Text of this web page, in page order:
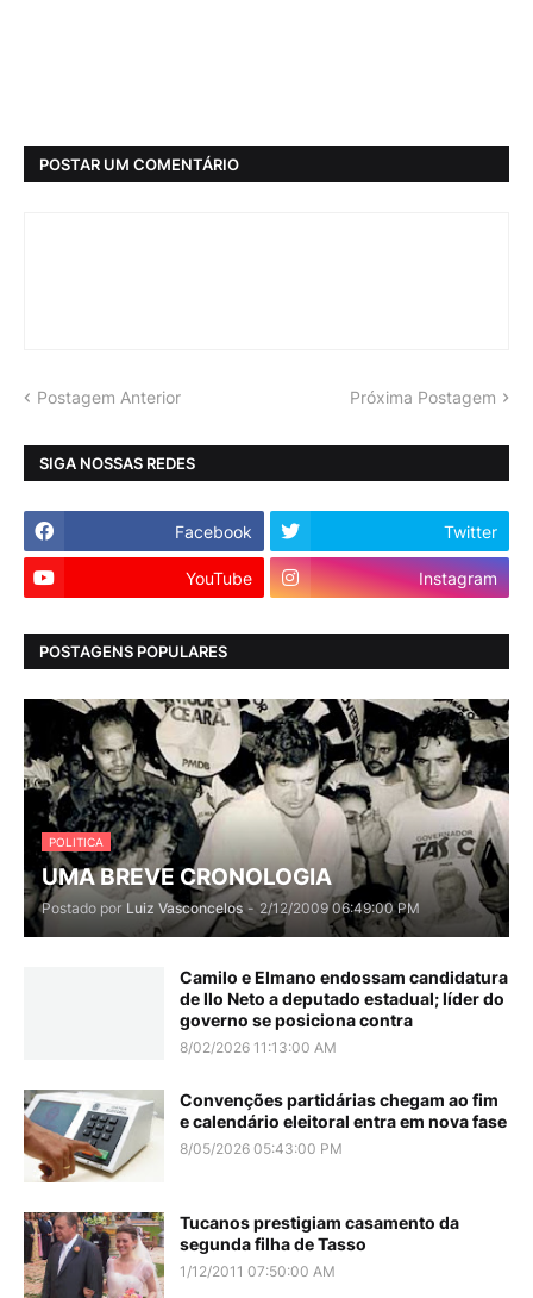
POSTAR UM COMENTÁRIO
Postagem Anterior Próxima Postagem
SIGA NOSSAS REDES
Facebook Twitter
YouTube Instagram
POSTAGENS POPULARES
POLITICA
UMA BREVE CRONOLOGIA
Postado por Luiz Vasconcelos - 2/12/2009 06:49:00 PM
Camilo e Elmano endossam candidatura
de Ilo Neto a deputado estadual; líder do
governo se posiciona contra
8/02/2026 11:13:00 AM
Convenções partidárias chegam ao fim
e calendário eleitoral entra em nova fase
8/05/2026 05:43:00 PM
Tucanos prestigiam casamento da
segunda filha de Tasso
1/12/2011 07:50:00 AM